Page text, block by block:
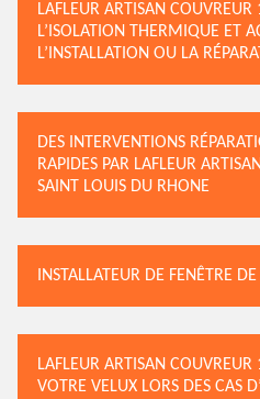
LAFLEUR ARTISAN
L’ISOLATION THERMIQUE ET
L’INSTALLATION OU LA
DES INTERVENTIONS
RAPIDES PAR LAFLEUR
SAINT LOUIS DU RHONE
INSTALLATEUR DE FENÊTRE DE
LAFLEUR ARTISAN
VOTRE VELUX LORS DES CAS